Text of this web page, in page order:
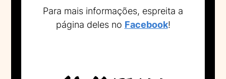
Para mais informações, espreita a
página deles no Facebook!